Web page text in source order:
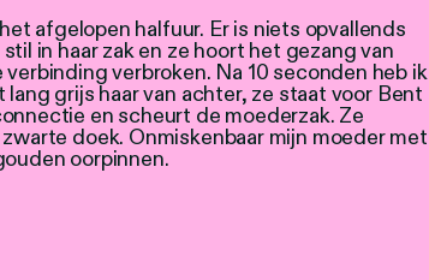
afgelopen halfuur. Er is niets opvallends
in haar zak en ze hoort het gezang van
verbroken. Na 10 seconden heb ik
grijs haar van achter, ze staat voor Bent
en scheurt de moederzak. Ze
doek. Onmiskenbaar mijn moeder met
oorpinnen.